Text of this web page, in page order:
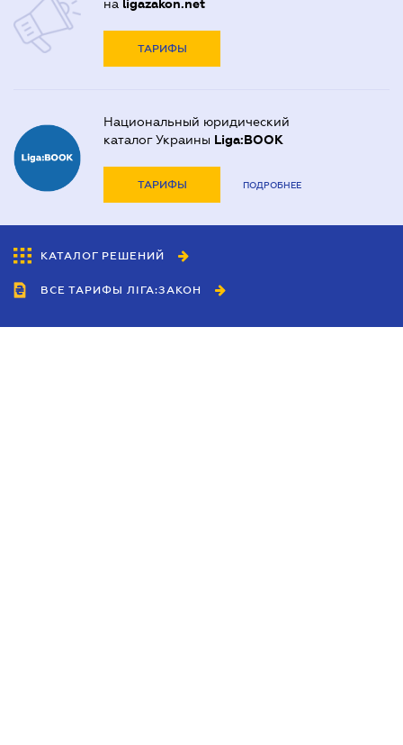
на ligazakon.net
ТАРИФЫ
Национальный юридический
каталог Украины Liga:BOOK
ТАРИФЫ ПОДРОБНЕЕ
КАТАЛОГ РЕШЕНИЙ
ВСЕ ТАРИФЫ ЛІГА:ЗАКОН